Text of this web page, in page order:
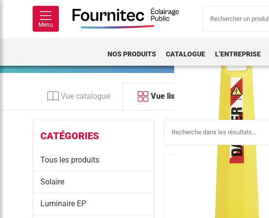
Menu
pour :
NOS PRODUITS CATALOGUE L’ENTREPRISE
Vue catalogue Vue liste
CATÉGORIES
Tous les produits
Solaire
Luminaire EP